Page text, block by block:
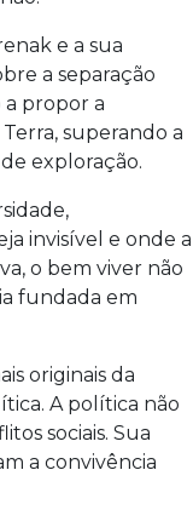
e a sua
a separação
propor a
superando a
exploração.
invisível e onde a
o bem viver não
fundada em
originais da
A política não
sociais. Sua
a convivência